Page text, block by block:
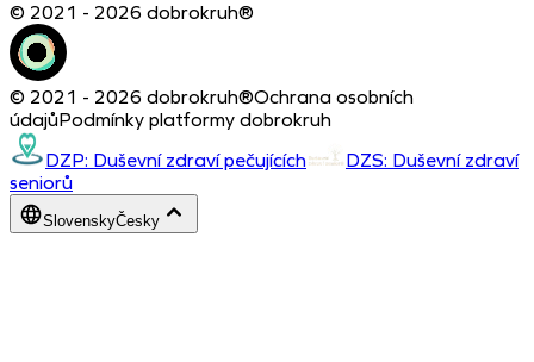
© 2021 - 2026 dobrokruh®
© 2021 - 2026 dobrokruh®Ochrana osobních
údajůPodmínky platformy dobrokruh
DZP: Duševní zdraví pečujících
DZS: Duševní zdraví
seniorů
SlovenskyČesky